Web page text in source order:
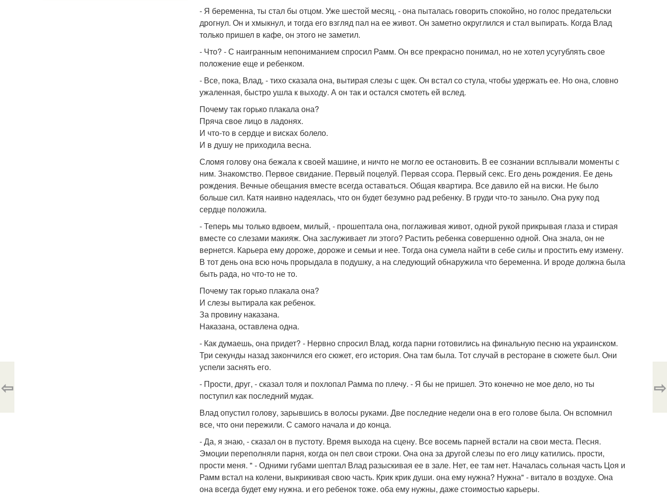
- Я беременна, ты стал бы отцом. Уже шестой месяц, - она пыталась говорить спокойно, но голос предательски
дрогнул. Он и хмыкнул, и тогда его взгляд пал на ее живот. Он заметно округлился и стал выпирать. Когда Влад
только пришел в кафе, он этого не заметил.
- Что? - С наигранным непониманием спросил Рамм. Он все прекрасно понимал, но не хотел усугублять свое
положение еще и ребенком.
- Все, пока, Влад, - тихо сказала она, вытирая слезы с щек. Он встал со стула, чтобы удержать ее. Но она, словно
ужаленная, быстро ушла к выходу. А он так и остался смотеть ей вслед.
Почему так горько плакала она?
Пряча свое лицо в ладонях.
И что-то в сердце и висках болело.
И в душу не приходила весна.
Сломя голову она бежала к своей машине, и ничто не могло ее остановить. В ее сознании всплывали моменты с
ним. Знакомство. Первое свидание. Первый поцелуй. Первая ссора. Первый секс. Его день рождения. Ее день
рождения. Вечные обещания вместе всегда оставаться. Общая квартира. Все давило ей на виски. Не было
больше сил. Катя наивно надеялась, что он будет безумно рад ребенку. В груди что-то заныло. Она руку под
сердце положила.
- Теперь мы только вдвоем, милый, - прошептала она, поглаживая живот, одной рукой прикрывая глаза и стирая
вместе со слезами макияж. Она заслуживает ли этого? Растить ребенка совершенно одной. Она знала, он не
вернется. Карьера ему дороже, дороже и семьи и нее. Тогда она сумела найти в себе силы и простить ему измену.
В тот день она всю ночь прорыдала в подушку, а на следующий обнаружила что беременна. И вроде должна была
быть рада, но что-то не то.
Почему так горько плакала она?
И слезы вытирала как ребенок.
За провину наказана.
Наказана, оставлена одна.
- Как думаешь, она придет? - Нервно спросил Влад, когда парни готовились на финальную песню на украинском.
Три секунды назад закончился его сюжет, его история. Она там была. Тот случай в ресторане в сюжете был. Они
успели заснять его.
- Прости, друг, - сказал толя и похлопал Рамма по плечу. - Я бы не пришел. Это конечно не мое дело, но ты
поступил как последний мудак.
Влад опустил голову, зарывшись в волосы руками. Две последние недели она в его голове была. Он вспомнил
все, что они пережили. С самого начала и до конца.
- Да, я знаю, - сказал он в пустоту. Время выхода на сцену. Все восемь парней встали на свои места. Песня.
Эмоции переполняли парня, когда он пел свои строки. Она она за другой слезы по его лицу катились. прости,
прости меня. " - Одними губами шептал Влад разыскивая ее в зале. Нет, ее там нет. Началась сольная часть Цоя и
Рамм встал на колени, выкрикивая свою часть. Крик крик души. она ему нужна? Нужна" - витало в воздухе. Она
она всегда будет ему нужна. и его ребенок тоже. оба ему нужны, даже стоимостью карьеры.
⇦ ⇨